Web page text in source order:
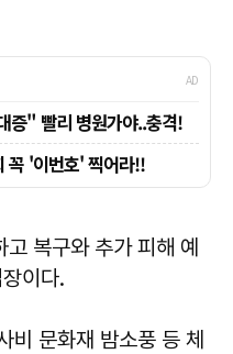
복구와 추가 피해 예
이다.
비 문화재 밤소풍 등 체